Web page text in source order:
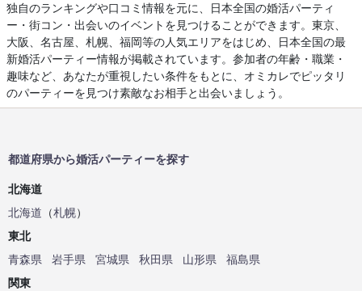
独自のランキングや口コミ情報を元に、日本全国の婚活パーティ
ー・街コン・出会いのイベントを見つけることができます。東京、
大阪、名古屋、札幌、福岡等の人気エリアをはじめ、日本全国の最
新婚活パーティー情報が掲載されています。参加者の年齢・職業・
趣味など、あなたが重視したい条件をもとに、オミカレでピッタリ
のパーティーを見つけ素敵なお相手と出会いましょう。
都道府県から婚活パーティーを探す
北海道
北海道 （札幌）
東北
青森県
岩手県 宮城県 秋田県 山形県
福島県
関東